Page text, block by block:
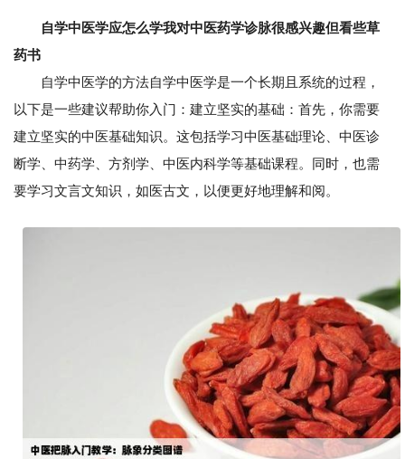
自学中医学应怎么学我对中医药学诊脉很感兴趣但看些草
药书
自学中医学的方法自学中医学是一个长期且系统的过程，
以下是一些建议帮助你入门：建立坚实的基础：首先，你需要
建立坚实的中医基础知识。这包括学习中医基础理论、中医诊
断学、中药学、方剂学、中医内科学等基础课程。同时，也需
要学习文言文知识，如医古文，以便更好地理解和阅。